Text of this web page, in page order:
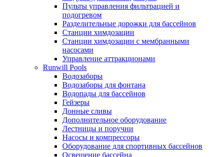
Пульты управления фильтрацией и
подогревом
Разделительные дорожки для бассейнов
Станции химдозации
Станции химдозации с мембранными
насосами
Управление аттракционами
Runwill Pools
Водозаборы
Водозаборы для фонтана
Водопады для бассейнов
Гейзеры
Донные сливы
Дополнительное оборудование
Лестницы и поручни
Насосы и компрессоры
Оборудование для спортивных бассейнов
Освещение бассейна